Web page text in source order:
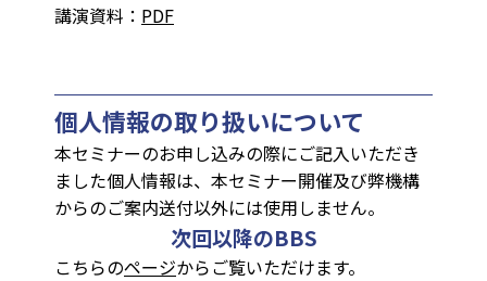
講演資料： PDF
個人情報の取り扱いについて
本セミナーのお申し込みの際にご記入いただき
ました個人情報は、本セミナー開催及び弊機構
からのご案内送付以外には使用しません。
次回以降のBBS
こちらのページからご覧いただけます。